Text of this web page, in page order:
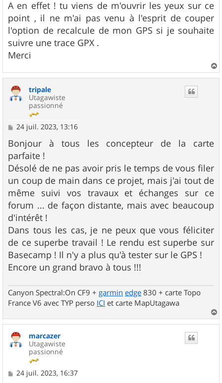
s
a
g
e
A en effet ! tu viens de m'ouvrir les yeux sur ce
point , il ne m'ai pas venu à l'esprit de couper
l'option de recalcule de mon GPS si je souhaite
suivre une trace GPX .
Merci
a
tripale
Utagawiste
passionné
M
s
s
a
g
e
24 juil. 2023, 13:16
Bonjour à tous les concepteur de la carte
parfaite !
Désolé de ne pas avoir pris le temps de vous filer
un coup de main dans ce projet, mais j'ai tout de
même suivi vos travaux et échanges sur ce
forum ... de façon distante, mais avec beaucoup
d'intérêt !
Dans tous les cas, je ne peux que vous féliciter
de ce superbe travail ! Le rendu est superbe sur
Basecamp ! Il n'y a plus qu'à tester sur le GPS !
Encore un grand bravo à tous !!!
Canyon Spectral:On CF9 + garmin edge 830 + carte Topo
France V6 avec TYP perso ICI et carte MapUtagawa
a
marcazer
Utagawiste
passionné
M
24 juil. 2023, 16:37